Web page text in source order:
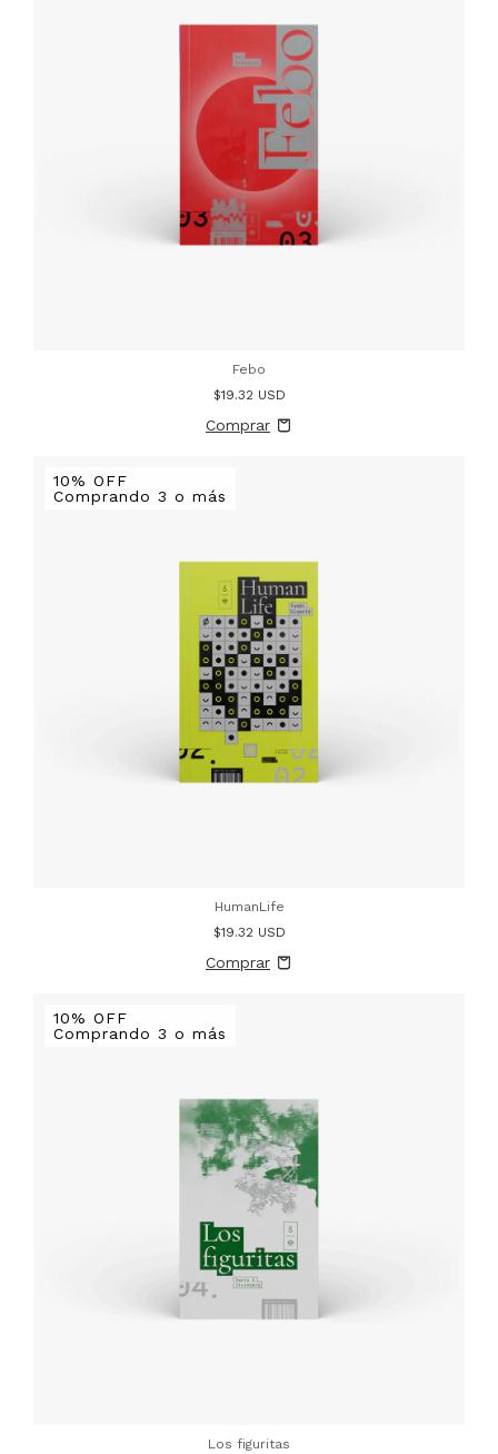
Febo
$19.32 USD
10% OFF
Comprando 3 o más
HumanLife
$19.32 USD
10% OFF
Comprando 3 o más
Los figuritas